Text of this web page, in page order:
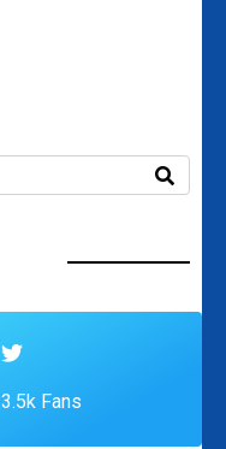
3.5k Fans